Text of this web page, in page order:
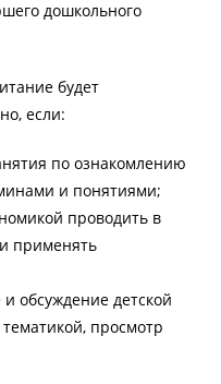
дошкольного
будет
если:
по ознакомлению
и понятиями;
проводить в
применять
обсуждение детской
просмотр